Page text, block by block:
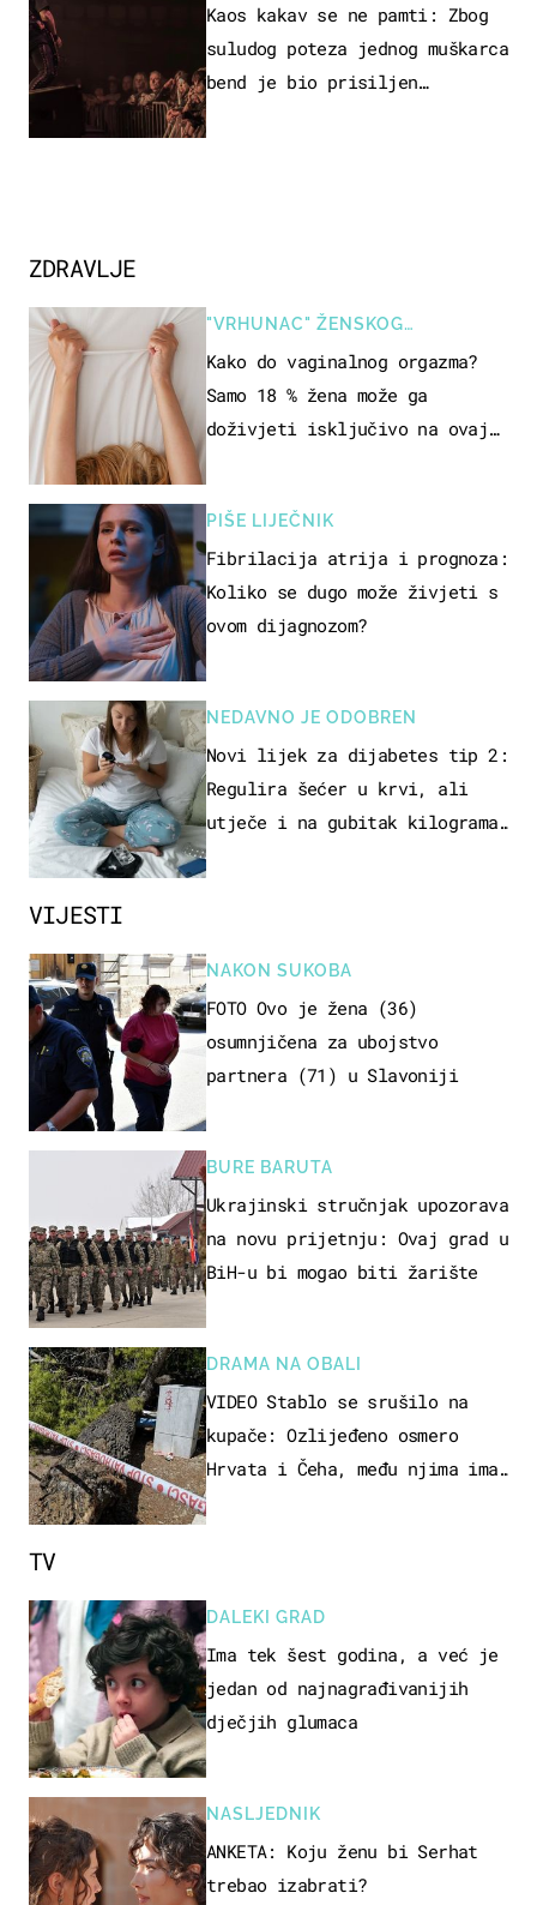
VIJESTI
NAKON SUKOBA
FOTO Ovo je žena (36)
osumnjičena za ubojstvo
partnera (71) u Slavoniji
BURE BARUTA
Ukrajinski stručnjak upozorava
na novu prijetnju: Ovaj grad u
BiH-u bi mogao biti žarište
DRAMA NA OBALI
VIDEO Stablo se srušilo na
kupače: Ozlijeđeno osmero
Hrvata i Čeha, među njima ima
Kaos kakav se ne pamti: Zbog
suludog poteza jednog muškarca
bend je bio prisiljen
ZDRAVLJE
"VRHUNAC" ŽENSKOG
SEKSUALNOG ISKUSTVA
Kako do vaginalnog orgazma?
Samo 18 % žena može ga
doživjeti isključivo na ovaj
PIŠE LIJEČNIK
Fibrilacija atrija i prognoza:
Koliko se dugo može živjeti s
ovom dijagnozom?
NEDAVNO JE ODOBREN
Novi lijek za dijabetes tip 2:
Regulira šećer u krvi, ali
utječe i na gubitak kilograma!
TV
DALEKI GRAD
Ima tek šest godina, a već je
jedan od najnagrađivanijih
dječjih glumaca
NASLJEDNIK
ANKETA: Koju ženu bi Serhat
trebao izabrati?